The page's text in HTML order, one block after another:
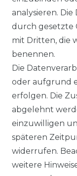
Unsere
analysieren.
durch gesetzte
mit Dritten, die
benennen.
Die
oder aufgrund
erfolgen. Die
abgelehnt
einzuwilligen
späteren
widerrufen.
weitere